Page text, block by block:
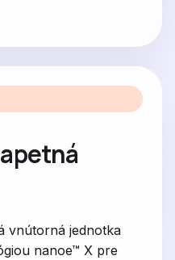
vnútorná jednotka
nanoe™ X pre